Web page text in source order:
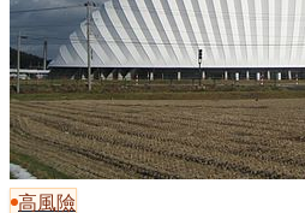
高風險